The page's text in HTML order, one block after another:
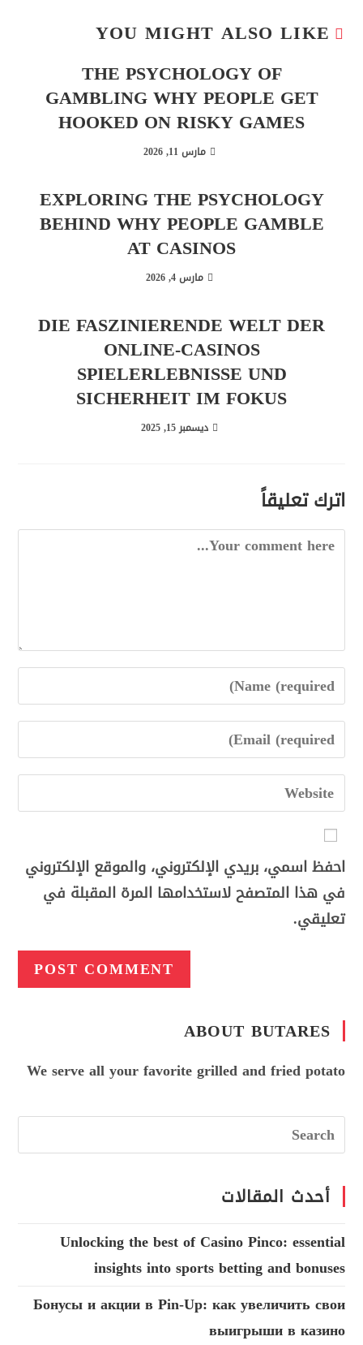
YOU MIGHT ALSO LIKE
THE PSYCHOLOGY OF
GAMBLING WHY PEOPLE GET
HOOKED ON RISKY GAMES
مارس 11, 2026
EXPLORING THE PSYCHOLOGY
BEHIND WHY PEOPLE GAMBLE
AT CASINOS
مارس 4, 2026
DIE FASZINIERENDE WELT DER
ONLINE-CASINOS
SPIELERLEBNISSE UND
SICHERHEIT IM FOKUS
ديسمبر 15, 2025
اترك تعليقاً
احفظ اسمي، بريدي الإلكتروني، والموقع الإلكتروني
في هذا المتصفح لاستخدامها المرة المقبلة في
تعليقي.
ABOUT BUTARES
We serve all your favorite grilled and fried potato
أحدث المقالات
Unlocking the best of Casino Pinco: essential
insights into sports betting and bonuses
Бонусы и акции в Pin-Up: как увеличить свои
выигрыши в казино